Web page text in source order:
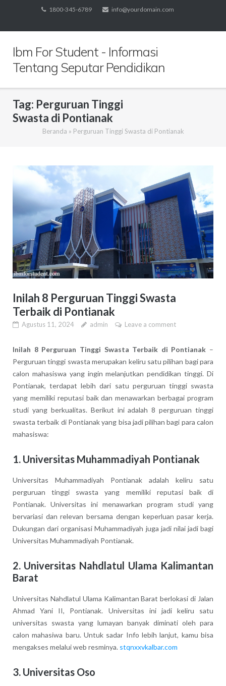
content
1800-345-6789 info@yourdomain.com
Ibm For Student - Informasi
Tentang Seputar Pendidikan
Tag: Perguruan Tinggi
Swasta di Pontianak
Beranda » Perguruan Tinggi Swasta di Pontianak
Inilah 8 Perguruan Tinggi Swasta
Terbaik di Pontianak
Agustus 11, 2024 admin Leave a comment
Inilah 8 Perguruan Tinggi Swasta Terbaik di Pontianak –
Perguruan tinggi swasta merupakan keliru satu pilihan bagi para
calon mahasiswa yang ingin melanjutkan pendidikan tinggi. Di
Pontianak, terdapat lebih dari satu perguruan tinggi swasta
yang memiliki reputasi baik dan menawarkan berbagai program
studi yang berkualitas. Berikut ini adalah 8 perguruan tinggi
swasta terbaik di Pontianak yang bisa jadi pilihan bagi para calon
mahasiswa:
1. Universitas Muhammadiyah Pontianak
Universitas Muhammadiyah Pontianak adalah keliru satu
perguruan tinggi swasta yang memiliki reputasi baik di
Pontianak. Universitas ini menawarkan program studi yang
bervariasi dan relevan bersama dengan keperluan pasar kerja.
Dukungan dari organisasi Muhammadiyah juga jadi nilai jadi bagi
Universitas Muhammadiyah Pontianak.
2. Universitas Nahdlatul Ulama Kalimantan
Barat
Universitas Nahdlatul Ulama Kalimantan Barat berlokasi di Jalan
Ahmad Yani II, Pontianak. Universitas ini jadi keliru satu
universitas swasta yang lumayan banyak diminati oleh para
calon mahasiwa baru. Untuk sadar Info lebih lanjut, kamu bisa
mengakses melalui web resminya. stqnxxvkalbar.com
3. Universitas Oso